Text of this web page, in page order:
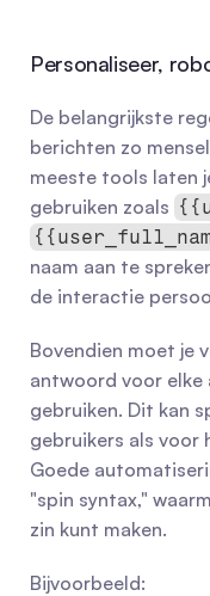
Personaliseer,
De belangrijkste
berichten zo
meeste tools laten
gebruiken zoals
naam aan te
de interactie
Bovendien moet je
antwoord voor
gebruiken. Dit kan
gebruikers als voor
Goede
"spin syntax,"
zin kunt maken.
Bijvoorbeeld: